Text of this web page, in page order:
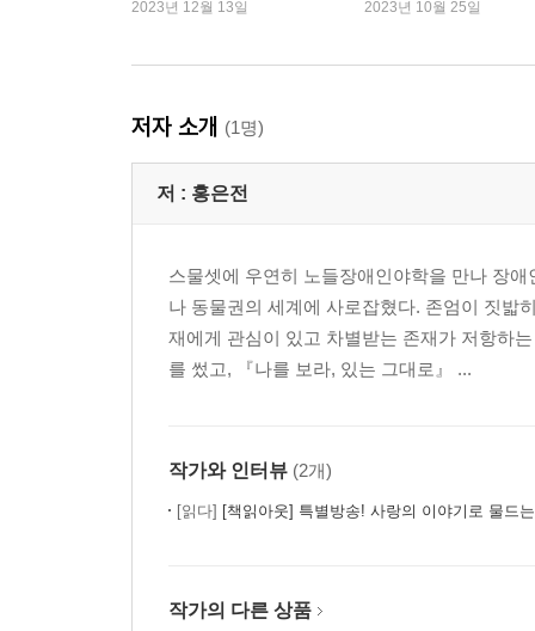
사라진 신발
아름다움을 지키기 위해
그들이 온다
필요한 모든 이들에게 헴리브라를
2023년 12월 13일 2023년 10월 25일
저자 소개 (1명)
저 : 홍은전
스물셋에 우연히 노들장애인야학을 만나 장
나 동물권의 세계에 사로잡혔다. 존엄이 짓밟
재에게 관심이 있고 차별받는 존재가 저항하
를 썼고, 『나를 보라, 있는 그대로』 ...
작가와 인터뷰 (2개)
[읽다] [책읽아웃] 특별방송! 사랑의 이야기로 물드는 사람
작가의 다른 상품